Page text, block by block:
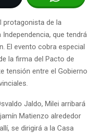
protagonista de la
que tendrá
El evento cobra especial
la firma del Pacto de
tensión entre el Gobierno
Jaldo, Milei arribará
Matienzo alrededor
se dirigirá a la Casa